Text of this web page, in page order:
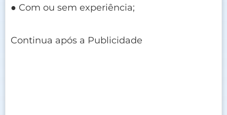
● Com ou sem experiência;
Continua após a Publicidade